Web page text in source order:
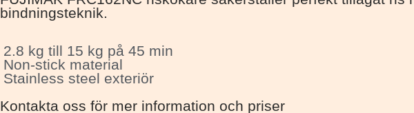
bindningsteknik.
2.8 kg till 15 kg på 45 min
Non-stick material
Stainless steel exteriör
Kontakta oss för mer information och priser